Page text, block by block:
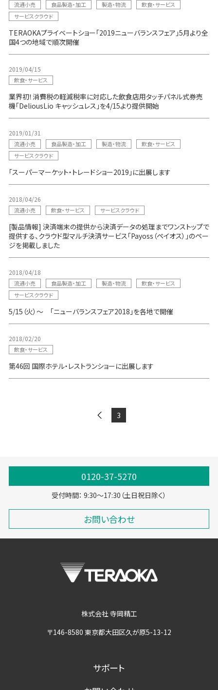
流通小売 食品製造・加工 製造・物流
飲食・サービス
サービスクラウド
TERAOKAプライベートショー「2019ニューバランスフェア」5月より全
国4つの地域で順次開催
2019/04/15
飲食・サービス
業界初！消費税の軽減税率に対応した飲食店用タッチパネル式券売
機「DeliousLio キャッシュレス」を4/15より提供開始
2019/01/31
流通小売 食品製造・加工 製造・物流
飲食・サービス
サービスクラウド
「スーパーマーケット・トレードショー2019」に出展します
2018/04/26
流通小売 飲食・サービス サービスクラウド
[製品情報] 決済端末の提供から決済データの処理までワンストップで
提供する、クラウド型マルチ決済サービス「Payoss（ペイオス）」のペー
ジを掲載しました
2018/04/18
流通小売 食品製造・加工 製造・物流
飲食・サービス
サービスクラウド
5/15（火）～ 「ニューバランスフェア2018」を各地で開催
2018/02/20
飲食・サービス
第46回 国際ホテル・レストランショーに出展します
3
0120-37-5270
受付時間： 9:30～17:30（土日祝日除く）
お問い合わせ
株式会社 寺岡精工
〒146-8580 東京都大田区久が原5-13-12
サポート